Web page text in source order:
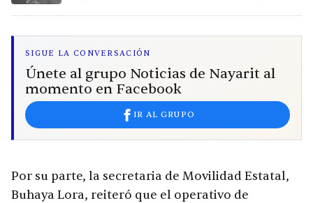
SIGUE LA CONVERSACIÓN
Únete al grupo Noticias de Nayarit al
momento en Facebook
IR AL GRUPO
Por su parte, la secretaria de Movilidad Estatal,
Buhaya Lora, reiteró que el operativo de